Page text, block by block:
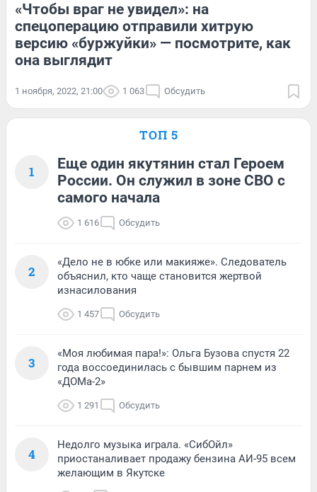
«Чтобы враг не увидел»: на
спецоперацию отправили хитрую
версию «буржуйки» — посмотрите, как
она выглядит
1 ноября, 2022, 21:00 1 063 Обсудить
ТОП 5
1
Еще один якутянин стал Героем
России. Он служил в зоне СВО с
самого начала
1 616 Обсудить
2
«Дело не в юбке или макияже». Следователь
объяснил, кто чаще становится жертвой
изнасилования
1 457 Обсудить
3
«Моя любимая пара!»: Ольга Бузова спустя 22
года воссоединилась с бывшим парнем из
«ДОМа-2»
1 291 Обсудить
4
Недолго музыка играла. «СибОйл»
приостаналивает продажу бензина АИ-95 всем
желающим в Якутске